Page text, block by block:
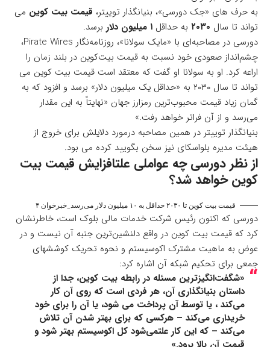
به حرف های «جک دورسی»، بنیانگذار توییتر، قیمت بیت کوین می
تواند تا سال ۲۰۳۰ به حداقل ۱ میلیون دلار
برسد.
دورسی در مصاحبه‌ای با «مایک سولانا»، روزنامه‌نگار Pirate Wires
،
چشم‌انداز صعودی خود نسبت به قیمت بیت‌کوین در بلند زمان را
اراعه کرد. او به سولانا او گفت که معتقد است قیمت بیت کوین می
تواند تا سال ۲۰۳۰ به «حداقل یک میلیون دلار» برسد و افزود که به
گمان زیاد قیمت محبوب‌ترین رمزارز جهان «نهایتاً به این مقدار
می‌رسد و از آن فراتر خواهد رفت.»
بنیانگذار توییتر در همین مصاحبه درمورد دلایلش برای خروج از
هیئت مدیره بلواسکای نیز سخن بگویید کرده می بود.
از نظر دورسی چه عواملی علتافزایش قیمت بیت
کوین خواهد شد؟
قیمت بیت کوین تا ۲۰۳۰ حداقل به ۱۰ میلیون دلار می‌رسد_خبرخوان ۴
دورسی که اکنون رئیس شرکت خدمات مالی بلوک است، خاطرنشان
کرد که قیمت بیت کوین در واقع دلنشین‌ترین جنبه آن نیست و در
عوض به ماهیت مشترک اکوسیستم و نحوه تحریک کوششهای
جمعی برای تحکیم شبکه آن اشاره کرد:
«شگفت‌انگیزترین مسئله در رابطه بیت کوین، جدا از
داستان بنیانگذاری آن، هر فردی است که روی آن کار
می‌کند ، یا توسط آن پرداخت می شود، یا آن را برای خود
خریداری می‌کند – هرکسی که برای بهتر شدن آن تلاش
می‌کند – که این کار علتمی‌شود کل اکوسیستم بهتر شود و